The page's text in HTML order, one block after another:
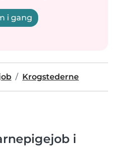
i gang
Krogstederne
i